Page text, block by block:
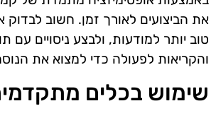
את הביצועים לאורך זמן. חשוב לבדוק
טוב יותר למודעות, ולבצע ניסויים עם
והקריאות לפעולה כדי למצוא את
שימוש בכלים